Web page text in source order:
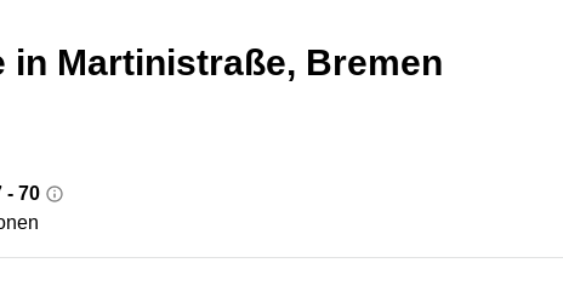
in Martinistraße, Bremen
- 70